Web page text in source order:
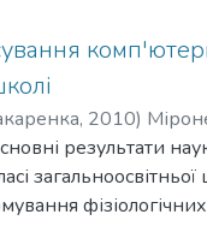
познайомилися
ключової
теми «Вступ»
доцільно зробити
Таким чином,
, 2010)
результати